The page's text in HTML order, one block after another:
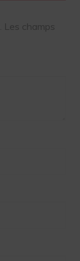
Les champs